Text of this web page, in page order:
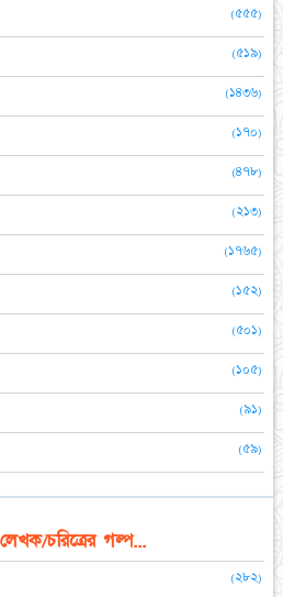
(৫৫৫)
(৫১৯)
(১৪৩৬)
(১৭০)
(৪৭৮)
(২১৩)
(১৭৬৫)
(১৫২)
(৫০১)
(১০৫)
(৯১)
(৫৯)
চরিত্রের গল্প...
(২৮২)